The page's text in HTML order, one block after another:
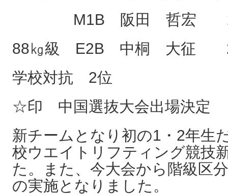
M1B 阪田 哲宏 2
88㎏級 E2B 中桐 大征
学校対抗 2位
☆印 中国選抜大会出場決定
新チームとなり初の1・2年生
校ウエイトリフティング競技
た。また、今大会から階級区
の実施となりました。